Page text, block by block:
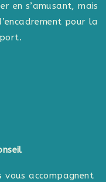
en s’amusant, mais
pour la
vous accompagnent